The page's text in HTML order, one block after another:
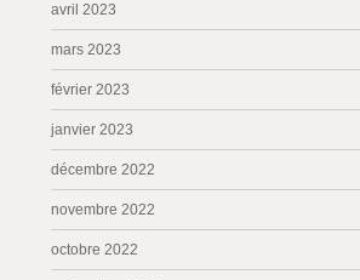
avril 2023
mars 2023
février 2023
janvier 2023
décembre 2022
novembre 2022
octobre 2022